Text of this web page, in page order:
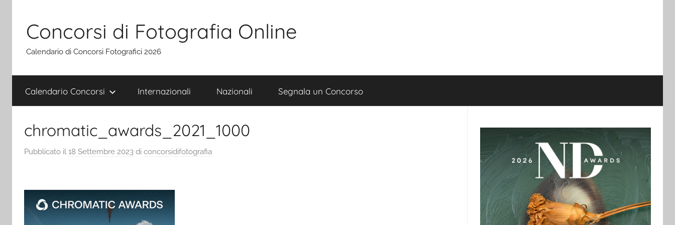
contenuto
Concorsi di Fotografia Online
Calendario di Concorsi Fotografici 2026
Calendario Concorsi Internazionali Nazionali Segnala un Concorso
chromatic_awards_2021_1000
Pubblicato il 18 Settembre 2023 di concorsidifotografia